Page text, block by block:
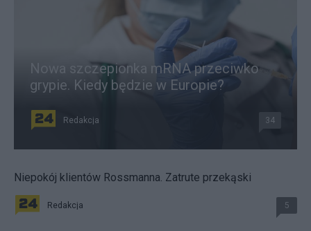
Nowa szczepionka mRNA przeciwko
grypie. Kiedy będzie w Europie?
Redakcja 34
Niepokój klientów Rossmanna. Zatrute przekąski
Redakcja 5